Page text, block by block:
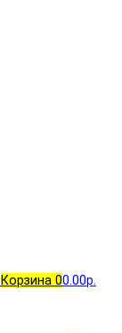
Корзина 00.00р.